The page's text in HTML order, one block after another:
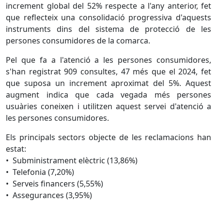
increment global del 52% respecte a l'any anterior, fet
que reflecteix una consolidació progressiva d'aquests
instruments dins del sistema de protecció de les
persones consumidores de la comarca.
Pel que fa a l'atenció a les persones consumidores,
s'han registrat 909 consultes, 47 més que el 2024, fet
que suposa un increment aproximat del 5%. Aquest
augment indica que cada vegada més persones
usuàries coneixen i utilitzen aquest servei d'atenció a
les persones consumidores.
Els principals sectors objecte de les reclamacions han
estat:
• Subministrament elèctric (13,86%)
• Telefonia (7,20%)
• Serveis financers (5,55%)
• Assegurances (3,95%)